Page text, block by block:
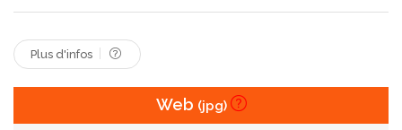
Plus d'infos
Web (jpg)